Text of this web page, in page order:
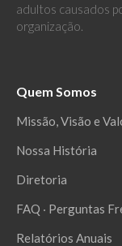
adultos causados
organização.
Quem Somos
Missão, Visão e
Nossa História
Diretoria
FAQ ‧ Perguntas
Relatórios Anuais